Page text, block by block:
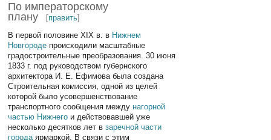
По императорскому
плану
[править]
В первой половине XIX в. в Нижнем
Новгороде происходили масштабные
градостроительные преобразования. 30 июня
1833 г. под руководством губернского
архитектора И. Е. Ефимова была создана
Строительная комиссия, одной из целей
которой было усовершенствование
транспортного сообщения между нагорной
частью Нижнего и действовавшей уже
несколько десятков лет взаречной части
городаярмаркой. В связи с этим